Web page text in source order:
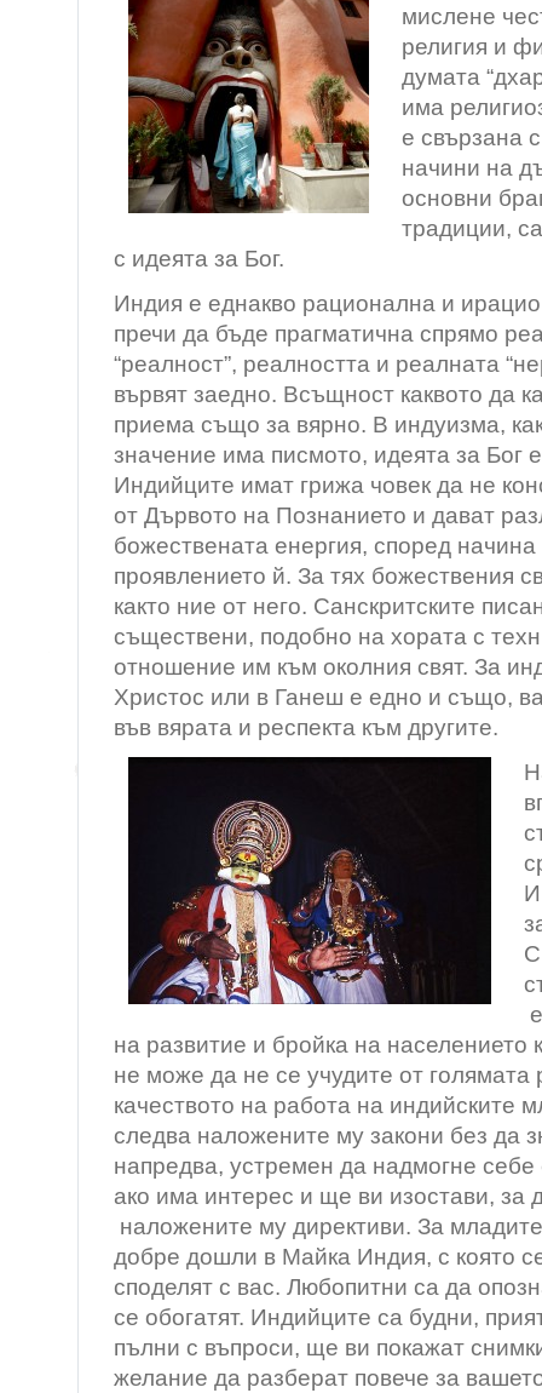
мислене
религия и
думата
има
е свързана
начини на
основни
традиции,
с идеята за Бог.
Индия е еднакво рационална и
пречи да бъде прагматична спрямо
“реалност”, реалността и реалната
вървят заедно. Всъщност каквото да
приема също за вярно. В индуизма,
значение има писмото, идеята за Бог
Индийците имат грижа човек да не
от Дървото на Познанието и дават
божествената енергия, според
проявлението й. За тях божествения
както ние от него. Санскритските
съществени, подобно на хората с
отношение им към околния свят. За
Христос или в Ганеш е едно и също,
във вярата и респекта към другите.
на развитие и бройка на населението
не може да не се учудите от голямата
качеството на работа на индийските
следва наложените му закони без да
напредва, устремен да надмогне
ако има интерес и ще ви изостави, за
наложените му директиви. За
добре дошли в Майка Индия, с която
споделят с вас. Любопитни са да
се обогатят. Индийците са будни,
пълни с въпроси, ще ви покажат
желание да разберат повече за